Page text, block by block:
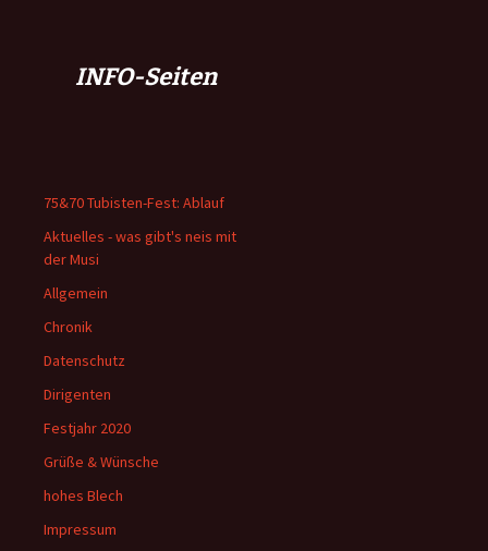
INFO-Seiten
75&70 Tubisten-Fest: Ablauf
Aktuelles - was gibt's neis mit
der Musi
Allgemein
Chronik
Datenschutz
Dirigenten
Festjahr 2020
Grüße & Wünsche
hohes Blech
Impressum